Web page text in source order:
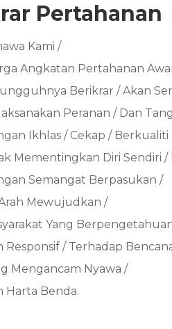
Pertahanan
Kami /
Angkatan Pertahanan
Berikrar / Akan
Peranan / Dan
Ikhlas / Cekap /
Mementingkan Diri Sendiri /
Semangat Berpasukan /
Mewujudkan /
Yang
Responsif / Terhadap
Mengancam Nyawa /
Harta Benda.